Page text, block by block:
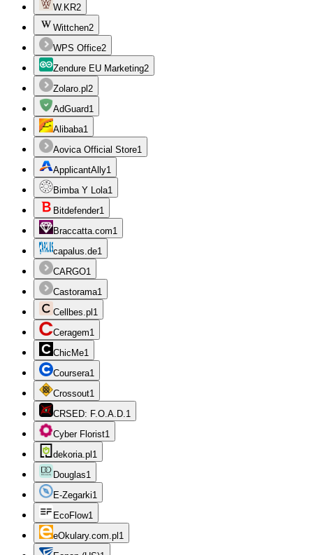
W.KR2
Wittchen2
WPS Office2
Zendure EU Marketing2
Zolaro.pl 2
AdGuard1
Alibaba1
Aovica Official Store1
ApplicantAlly1
Bimba Y Lola1
Bitdefender1
Braccatta.com1
capalus.de1
CARGO1
Castorama1
Cellbes.pl 1
Ceragem1
ChicMe1
Coursera1
Crossout1
CRSED: F.O.A.D. 1
Cyber Florist1
dekoria.pl 1
Douglas1
E-Zegarki1
EcoFlow1
eOkulary.com.pl 1